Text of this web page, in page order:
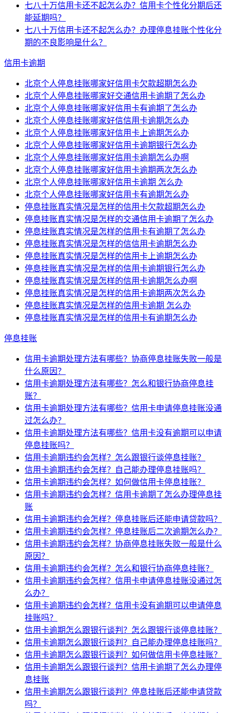
七八十万信用卡还不起怎么办？信用卡个性化分期后还
能延期吗？
七八十万信用卡还不起怎么办？办理停息挂账个性化分
期的不良影响是什么？
信用卡逾期
北京个人停息挂账哪家好信用卡欠款超期怎么办
北京个人停息挂账哪家好交通信用卡逾期了怎么办
北京个人停息挂账哪家好信用卡有逾期了怎么办
北京个人停息挂账哪家好信信用卡逾期怎么办
北京个人停息挂账哪家好信用卡上逾期怎么办
北京个人停息挂账哪家好信用卡逾期银行怎么办
北京个人停息挂账哪家好信用卡逾期怎么办啊
北京个人停息挂账哪家好信用卡逾期两次怎么办
北京个人停息挂账哪家好信用卡逾期 怎么办
北京个人停息挂账哪家好信用卡有逾期怎么办
停息挂账真实情况是怎样的信用卡欠款超期怎么办
停息挂账真实情况是怎样的交通信用卡逾期了怎么办
停息挂账真实情况是怎样的信用卡有逾期了怎么办
停息挂账真实情况是怎样的信信用卡逾期怎么办
停息挂账真实情况是怎样的信用卡上逾期怎么办
停息挂账真实情况是怎样的信用卡逾期银行怎么办
停息挂账真实情况是怎样的信用卡逾期怎么办啊
停息挂账真实情况是怎样的信用卡逾期两次怎么办
停息挂账真实情况是怎样的信用卡逾期 怎么办
停息挂账真实情况是怎样的信用卡有逾期怎么办
停息挂账
信用卡逾期处理方法有哪些？协商停息挂账失败一般是
什么原因？
信用卡逾期处理方法有哪些？怎么和银行协商停息挂
账？
信用卡逾期处理方法有哪些？信用卡申请停息挂账没通
过怎么办？
信用卡逾期处理方法有哪些？信用卡没有逾期可以申请
停息挂账吗？
信用卡逾期违约会怎样？怎么跟银行谈停息挂账？
信用卡逾期违约会怎样？自己能办理停息挂账吗？
信用卡逾期违约会怎样？如何做信用卡停息挂账？
信用卡逾期违约会怎样？信用卡逾期了怎么办理停息挂
账
信用卡逾期违约会怎样？停息挂账后还能申请贷款吗？
信用卡逾期违约会怎样？停息挂账后二次逾期怎么办？
信用卡逾期违约会怎样？协商停息挂账失败一般是什么
原因？
信用卡逾期违约会怎样？怎么和银行协商停息挂账？
信用卡逾期违约会怎样？信用卡申请停息挂账没通过怎
么办？
信用卡逾期违约会怎样？信用卡没有逾期可以申请停息
挂账吗？
信用卡逾期怎么跟银行谈判？怎么跟银行谈停息挂账？
信用卡逾期怎么跟银行谈判？自己能办理停息挂账吗？
信用卡逾期怎么跟银行谈判？如何做信用卡停息挂账？
信用卡逾期怎么跟银行谈判？信用卡逾期了怎么办理停
息挂账
信用卡逾期怎么跟银行谈判？停息挂账后还能申请贷款
吗？